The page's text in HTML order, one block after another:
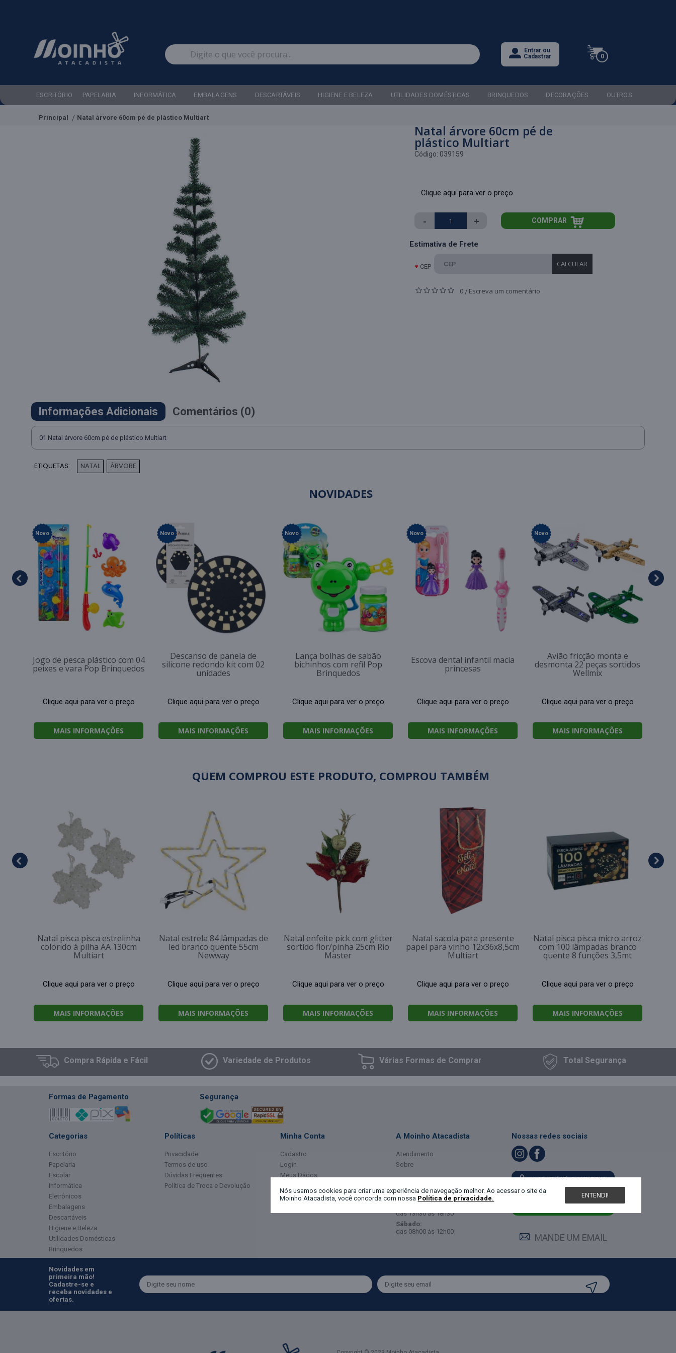
Entrar ou
Cadastrar
0
ESCRITÓRIO PAPELARIA INFORMÁTICA EMBALAGENS DESCARTÁVEIS HIGIENE E BELEZA UTILIDADES DOMÉSTICAS BRINQUEDOS DECORAÇÕES OUTROS
Principal Natal árvore 60cm pé de plástico Multiart
Natal árvore 60cm pé de
plástico Multiart
Código: 039159
Clique aqui para ver o preço
- + COMPRAR
Estimativa de Frete
CEP CALCULAR
0 / Escreva um comentário
Informações Adicionais Comentários (0)
01 Natal árvore 60cm pé de plástico Multiart
ETIQUETAS: NATAL ÁRVORE
NOVIDADES
Novo
Jogo de pesca plástico com 04
peixes e vara Pop Brinquedos
Clique aqui para ver o preço
MAIS INFORMAÇÕES
Novo
Descanso de panela de
silicone redondo kit com 02
unidades
Clique aqui para ver o preço
MAIS INFORMAÇÕES
Novo
Lança bolhas de sabão
bichinhos com refil Pop
Brinquedos
Clique aqui para ver o preço
MAIS INFORMAÇÕES
Novo
Escova dental infantil macia
princesas
Clique aqui para ver o preço
MAIS INFORMAÇÕES
Novo
Avião fricção monta e
desmonta 22 peças sortidos
Wellmix
Clique aqui para ver o preço
MAIS INFORMAÇÕES
QUEM COMPROU ESTE PRODUTO, COMPROU TAMBÉM
Natal pisca pisca estrelinha
colorido à pilha AA 130cm
Multiart
Clique aqui para ver o preço
MAIS INFORMAÇÕES
Natal estrela 84 lâmpadas de
led branco quente 55cm
Newway
Clique aqui para ver o preço
MAIS INFORMAÇÕES
Natal enfeite pick com glitter
sortido flor/pinha 25cm Rio
Master
Clique aqui para ver o preço
MAIS INFORMAÇÕES
Natal sacola para presente
papel para vinho 12x36x8,5cm
Multiart
Clique aqui para ver o preço
MAIS INFORMAÇÕES
Natal pisca pisca micro arroz
com 100 lâmpadas branco
quente 8 funções 3,5mt
Clique aqui para ver o preço
MAIS INFORMAÇÕES
Compra Rápida e Fácil Variedade de Produtos Várias Formas de Comprar Total Segurança
Nós usamos cookies para criar uma experiência de navegação melhor. Ao acessar o site da
Moinho Atacadista, você concorda com nossa Política de privacidade. ENTENDI!
Formas de Pagamento Segurança
Categorias
Escritório
Papelaria
Escolar
Informática
Eletrônicos
Embalagens
Descartáveis
Higiene e Beleza
Utilidades Domésticas
Brinquedos
Políticas
Privacidade
Termos de uso
Dúvidas Frequentes
Política de Troca e Devolução
Minha Conta
Cadastro
Login
Meus Dados
A Moinho Atacadista
Atendimento
Sobre
Horário de Atendimento
Segunda a Sexta-feira:
das 13h30 às 18h30
Sábado:
das 08h00 às 12h00
Nossas redes sociais
LIGUE (47) 3467-5540
MANDE UM EMAIL
Novidades em
primeira mão!
Cadastre-se e
receba novidades e
ofertas.